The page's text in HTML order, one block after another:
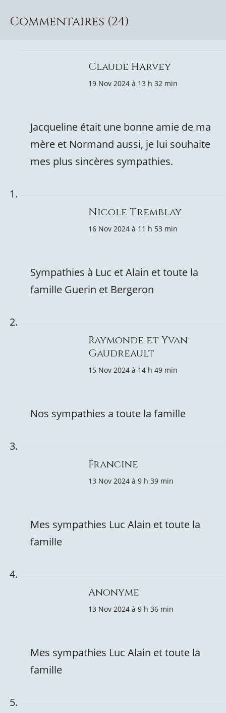
Commentaires (24)
Claude Harvey
19 Nov 2024 à 13 h 32 min
Jacqueline était une bonne amie de ma
mère et Normand aussi, je lui souhaite
mes plus sincères sympathies.
Nicole Tremblay
16 Nov 2024 à 11 h 53 min
Sympathies à Luc et Alain et toute la
famille Guerin et Bergeron
Raymonde et Yvan
Gaudreault
15 Nov 2024 à 14 h 49 min
Nos sympathies a toute la famille
Francine
13 Nov 2024 à 9 h 39 min
Mes sympathies Luc Alain et toute la
famille
Anonyme
13 Nov 2024 à 9 h 36 min
Mes sympathies Luc Alain et toute la
famille